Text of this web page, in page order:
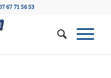
67 71 56 53